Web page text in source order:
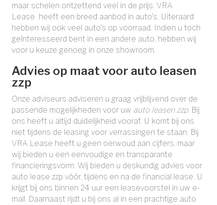
maar schelen ontzettend veel in de prijs. VRA
Lease heeft een breed aanbod in auto's. Uiteraard
hebben wij ook veel auto's op voorraad. Indien u toch
geïnteresseerd bent in een andere auto, hebben wij
voor u keuze genoeg in onze showroom.
Advies op maat voor auto leasen
zzp
Onze adviseurs adviseren u graag vrijblijvend over de
passende mogelijkheden voor uw auto leasen zzp. Bij
ons heeft u altijd duidelijkheid vooraf. U komt bij ons
niet tijdens de leasing voor verrassingen te staan. Bij
VRA Lease heeft u geen oerwoud aan cijfers, maar
wij bieden u een eenvoudige en transparante
financieringsvorm. Wij bieden u deskundig advies voor
auto lease zzp vóór, tijdens en na de financial lease. U
krijgt bij ons binnen 24 uur een leasevoorstel in uw e-
mail. Daarnaast rijdt u bij ons al in een prachtige auto